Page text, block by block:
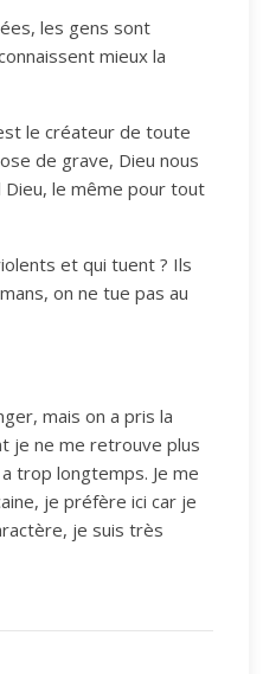
les gens sont
mieux la
le créateur de toute
de grave, Dieu nous
Dieu, le même pour tout
et qui tuent ? Ils
on ne tue pas au
mais on a pris la
je ne me retrouve plus
trop longtemps. Je me
je préfère ici car je
je suis très